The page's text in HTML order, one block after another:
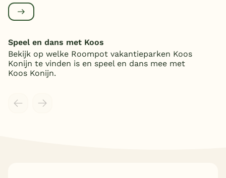
Speel en dans met Koos
Bekijk op welke Roompot vakantieparken Koos
Konijn te vinden is en speel en dans mee met
Koos Konijn.